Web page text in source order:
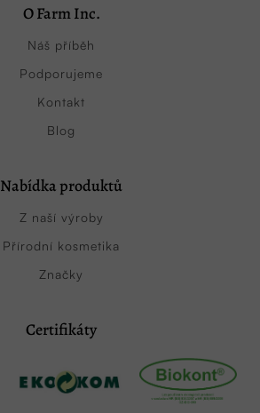
O Farm Inc.
Náš příběh
Podporujeme
Kontakt
Blog
Nabídka produktů
Z naší výroby
Přírodní kosmetika
Značky
Certifikáty